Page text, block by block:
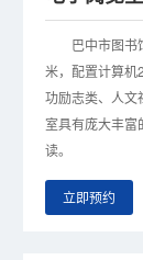
巴中市图书馆
米，配置计算机
功励志类、人文
室具有庞大丰富
读。
立即预约